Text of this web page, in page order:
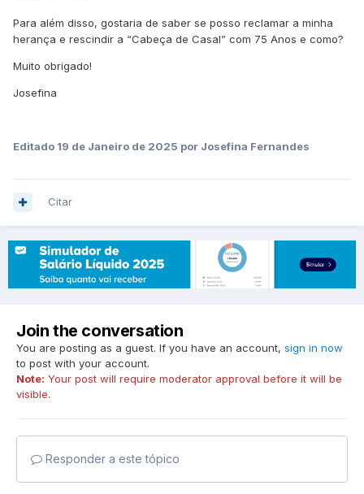
Para além disso, gostaria de saber se posso reclamar a minha
herança e rescindir a “Cabeça de Casal” com 75 Anos e como?
Muito obrigado!
Josefina
Editado 19 de Janeiro de 2025 por Josefina Fernandes
Citar
Join the conversation
You are posting as a guest. If you have an account, sign in now
to post with your account.
Note: Your post will require moderator approval before it will be
visible.
Responder a este tópico